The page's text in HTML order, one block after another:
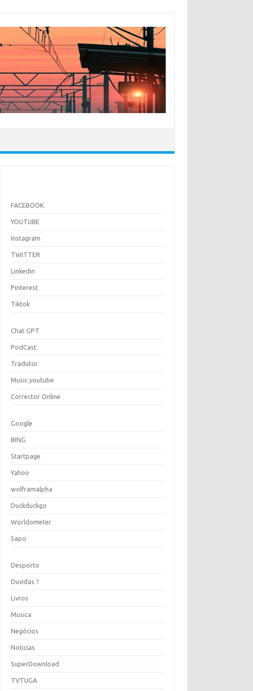
FACEBOOK
YOUTUBE
Instagram
TWITTER
Linkedin
Pinterest
Tiktok
Chat GPT
PodCast
Tradutor
Music.youtube
Corrector Online
Google
BING
Startpage
Yahoo
wolframalpha
Duckduckgo
Worldometer
Sapo
Desporto
Duvidas ?
Livros
Musica
Negócios
Noticias
SuperDownload
TVTUGA